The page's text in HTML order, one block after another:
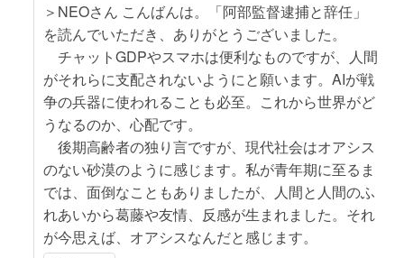
＞NEOさん こんばんは。「阿部監督逮捕と辞任」
を読んでいただき、ありがとうございました。
チャットGDPやスマホは便利なものですが、人間
がそれらに支配されないようにと願います。AIが戦
争の兵器に使われることも必至。これから世界がど
うなるのか、心配です。
後期高齢者の独り言ですが、現代社会はオアシス
のない砂漠のように感じます。私が青年期に至るま
では、面倒なこともありましたが、人間と人間のふ
れあいから葛藤や友情、反感が生まれました。それ
が今思えば、オアシスなんだと感じます。